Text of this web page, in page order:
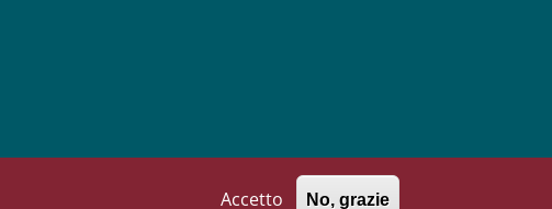
FacebookInstagramLinkedin
Accetto No, grazie